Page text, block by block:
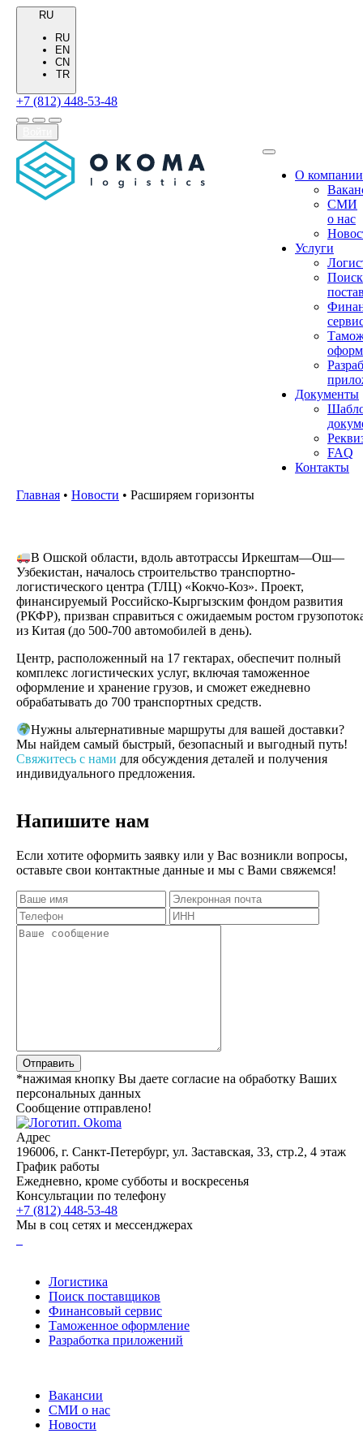
RU
RU
EN
CN
TR
+7 (812) 448-53-48
О компании
СМИ
о нас
Услуги
Поиск
Документы
FAQ
Контакты
Главная • Новости • Расширяем горизонты
В Ошской области, вдоль автотрассы Иркештам—Ош—
Узбекистан, началось строительство транспортно-
логистического центра (ТЛЦ) «Кокчо-Коз». Проект,
финансируемый Российско-Кыргызским фондом развития
(РКФР), призван справиться с ожидаемым ростом
из Китая (до 500-700 автомобилей в день).
Центр, расположенный на 17 гектарах, обеспечит полный
комплекс логистических услуг, включая таможенное
оформление и хранение грузов, и сможет ежедневно
обрабатывать до 700 транспортных средств.
Нужны альтернативные маршруты для вашей доставки?
Мы найдем самый быстрый, безопасный и выгодный путь!
Свяжитесь с нами для обсуждения деталей и получения
индивидуального предложения.
Напишите нам
Если хотите оформить заявку или у Вас возникли вопросы,
оставьте свои контактные данные и мы с Вами свяжемся!
Отправить
*нажимая кнопку Вы даете согласие на обработку Ваших
персональных данных
Сообщение отправлено!
Адрес
196006, г. Санкт-Петербург, ул. Заставская, 33, стр.2, 4 этаж
График работы
Ежедневно, кроме субботы и воскресенья
Консультации по телефону
+7 (812) 448-53-48
Мы в соц сетях и мессенджерах
Логистика
Поиск поставщиков
Финансовый сервис
Таможенное оформление
Разработка приложений
Вакансии
СМИ о нас
Новости